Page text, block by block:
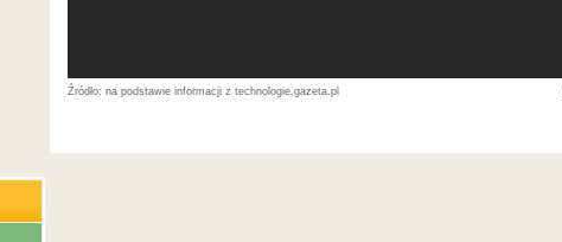
na podstawie informacji z technologie.gazeta.pl